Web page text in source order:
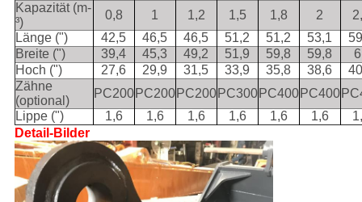
Kapazität (m-
³)
0,8 1 1,2 1,5 1,8 2
Länge (")
42,5 46,5 46,5 51,2 51,2 53,1
Breite (")
39,4 45,3 49,2 51,9 59,8 59,8
Hoch (")
27,6 29,9 31,5 33,9 35,8 38,6
Zähne
(optional)
PC200PC200PC200PC300PC400PC400
Lippe (")
1,6 1,6 1,6 1,6 1,6 1,6
Detail-Bilder